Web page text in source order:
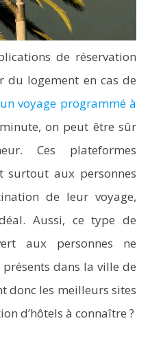
de réservation
du logement en cas de
un voyage programmé à
on peut être sûr
Ces plateformes
surtout aux personnes
de leur voyage,
Aussi, ce type de
aux personnes ne
dans la ville de
donc les meilleurs sites
d’hôtels à connaître ?